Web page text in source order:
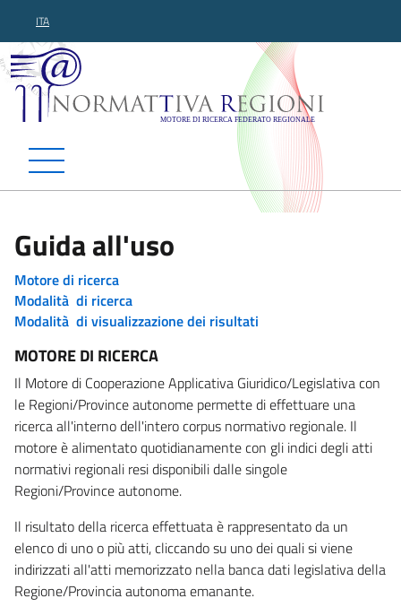
ITA
Normattiva Regioni -
Guida all'uso
Motore di ricerca
Modalità di ricerca
Modalità di visualizzazione dei risultati
MOTORE DI RICERCA
Il Motore di Cooperazione Applicativa Giuridico/Legislativa con
le Regioni/Province autonome permette di effettuare una
ricerca all'interno dell'intero corpus normativo regionale. Il
motore è alimentato quotidianamente con gli indici degli atti
normativi regionali resi disponibili dalle singole
Regioni/Province autonome.
Il risultato della ricerca effettuata è rappresentato da un
elenco di uno o più atti, cliccando su uno dei quali si viene
indirizzati all'atti memorizzato nella banca dati legislativa della
Regione/Provincia autonoma emanante.